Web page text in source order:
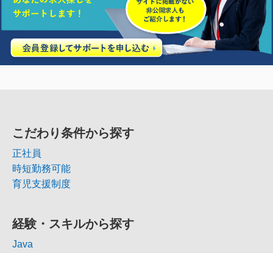
こだわり条件から探す
正社員
時短勤務可能
育児支援制度
経験・スキルから探す
Java